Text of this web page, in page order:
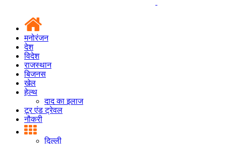
मनोरंजन
देश
विदेश
राजस्थान
बिजनस
खेल
हेल्थ
दाद का इलाज
टूर एंड ट्रेवल
नौकरी
दिल्ली